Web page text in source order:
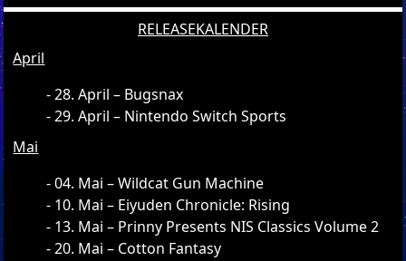
RELEASEKALENDER
April
28. April – Bugsnax
29. April – Nintendo Switch Sports
Mai
04. Mai – Wildcat Gun Machine
10. Mai – Eiyuden Chronicle: Rising
13. Mai – Prinny Presents NIS Classics Volume 2
20. Mai – Cotton Fantasy